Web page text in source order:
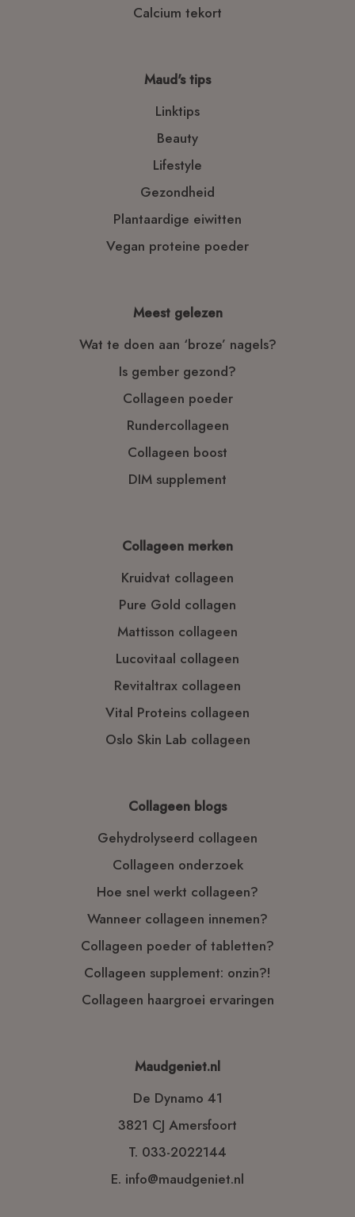
Calcium tekort
Maud's tips
Linktips
Beauty
Lifestyle
Gezondheid
Plantaardige eiwitten
Vegan proteine poeder
Meest gelezen
Wat te doen aan ‘broze’ nagels?
Is gember gezond?
Collageen poeder
Rundercollageen
Collageen boost
DIM supplement
Collageen merken
Kruidvat collageen
Pure Gold collagen
Mattisson collageen
Lucovitaal collageen
Revitaltrax collageen
Vital Proteins collageen
Oslo Skin Lab collageen
Collageen blogs
Gehydrolyseerd collageen
Collageen onderzoek
Hoe snel werkt collageen?
Wanneer collageen innemen?
Collageen poeder of tabletten?
Collageen supplement: onzin?!
Collageen haargroei ervaringen
Maudgeniet.nl
De Dynamo 41
3821 CJ Amersfoort
T. 033-2022144
E. info@maudgeniet.nl